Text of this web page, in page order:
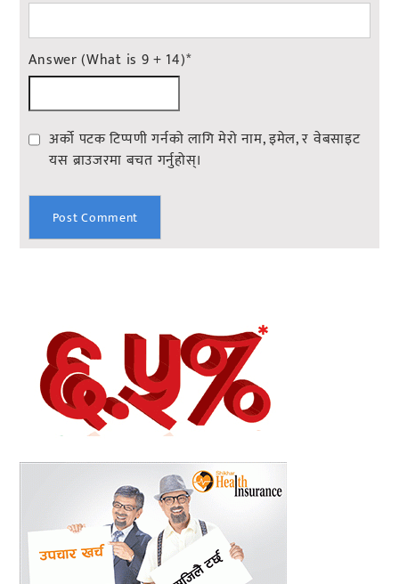
Answer (What is 9 + 14)*
अर्को पटक टिप्पणी गर्नको लागि मेरो नाम, इमेल, र वेबसाइट
यस ब्राउजरमा बचत गर्नुहोस्।